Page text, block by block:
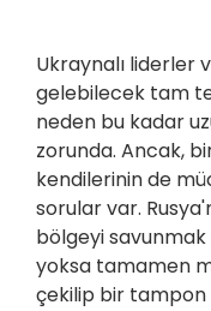
Ukraynalı liderler
gelebilecek tam
neden bu kadar
zorunda. Ancak,
kendilerinin de
sorular var.
bölgeyi savunmak
yoksa tamamen
çekilip bir tampon